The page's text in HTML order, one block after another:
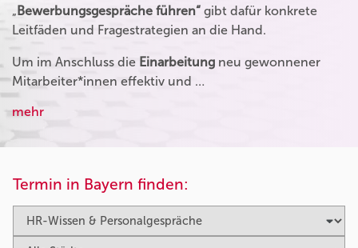
„Bewerbungsgespräche führen“ gibt dafür konkrete
Leitfäden und Fragestrategien an die Hand.
Um im Anschluss die Einarbeitung neu gewonnener
Mitarbeiter*innen effektiv und …
mehr
Termin in Bayern finden: